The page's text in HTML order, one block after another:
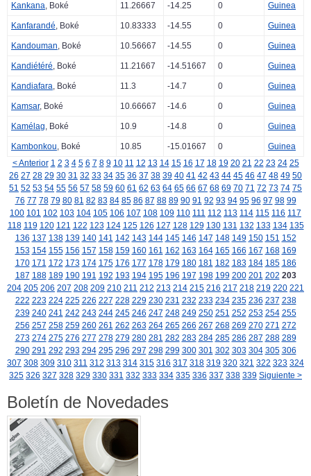
Kankana, Boké 11.26667 -14.25 0 Guinea
Kanfarandé, Boké 10.83333 -14.55 0 Guinea
Kandouman, Boké 10.56667 -14.55 0 Guinea
Kandiétéré, Boké 11.21667 -14.51667 0 Guinea
Kandiafara, Boké 11.3 -14.7 0 Guinea
Kamsar, Boké 10.66667 -14.6 0 Guinea
Kamélag, Boké 10.9 -14.8 0 Guinea
Kambonkou, Boké 10.85 -15.01667 0
Guinea
< Anterior 1 2 3 4 5 6 7 8 9 10 11 12 13 14 15 16 17 18 19 20 21 22 23 24 25
26 27 28 29 30 31 32 33 34 35 36 37 38 39 40 41 42 43 44 45 46 47 48 49 50
51 52 53 54 55 56 57 58 59 60 61 62 63 64 65 66 67 68 69 70 71 72 73 74 75
76 77 78 79 80 81 82 83 84 85 86 87 88 89 90 91 92 93 94 95 96 97 98 99
100 101 102 103 104 105 106 107 108 109 110 111 112 113 114 115 116 117
118 119 120 121 122 123 124 125 126 127 128 129 130 131 132 133 134 135
136 137 138 139 140 141 142 143 144 145 146 147 148 149 150 151 152
153 154 155 156 157 158 159 160 161 162 163 164 165 166 167 168 169
170 171 172 173 174 175 176 177 178 179 180 181 182 183 184 185 186
187 188 189 190 191 192 193 194 195 196 197 198 199 200 201 202 203
204 205 206 207 208 209 210 211 212 213 214 215 216 217 218 219 220 221
222 223 224 225 226 227 228 229 230 231 232 233 234 235 236 237 238
239 240 241 242 243 244 245 246 247 248 249 250 251 252 253 254 255
256 257 258 259 260 261 262 263 264 265 266 267 268 269 270 271 272
273 274 275 276 277 278 279 280 281 282 283 284 285 286 287 288 289
290 291 292 293 294 295 296 297 298 299 300 301 302 303 304 305 306
307 308 309 310 311 312 313 314 315 316 317 318 319 320 321 322 323 324
325 326 327 328 329 330 331 332 333 334 335 336 337 338 339 Siguiente >
Boletín de Novedades